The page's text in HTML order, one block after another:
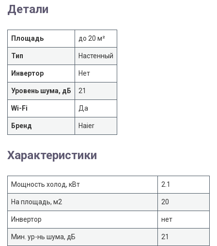
Детали
Площадь до 20 м²
Тип Настенный
Инвертор Нет
Уровень шума, дБ 21
Wi-Fi Да
Бренд Haier
Характеристики
Мощность холод, кВт 2.1
На площадь, м2 20
Инвертор нет
Мин. ур-нь шума, дБ 21